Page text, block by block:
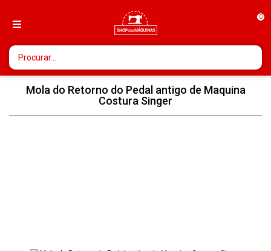
0
Mola do Retorno do Pedal antigo de Maquina
Costura Singer